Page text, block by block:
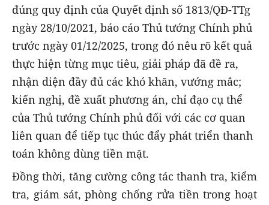
đúng quy định của Quyết định số 1813/QĐ-TTg
ngày 28/10/2021, báo cáo Thủ tướng Chính phủ
trước ngày 01/12/2025, trong đó nêu rõ kết quả
thực hiện từng mục tiêu, giải pháp đã đề ra,
nhận diện đầy đủ các khó khăn, vướng mắc;
kiến nghị, đề xuất phương án, chỉ đạo cụ thể
của Thủ tướng Chính phủ đối với các cơ quan
liên quan để tiếp tục thúc đẩy phát triển thanh
toán không dùng tiền mặt.
Đồng thời, tăng cường công tác thanh tra, kiểm
tra, giám sát, phòng chống rửa tiền trong hoạt